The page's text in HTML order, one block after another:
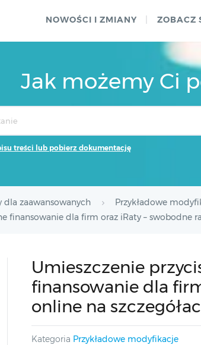
NOWOŚCI I ZMIANY ZOBACZ
Jak możemy Ci
treści lub pobierz dokumentację
dla zaawansowanych
Przykładowe
finansowanie dla firm oraz iRaty – swobodne
Umieszczenie
finansowanie dla
online na
Kategoria Przykładowe modyfikacje